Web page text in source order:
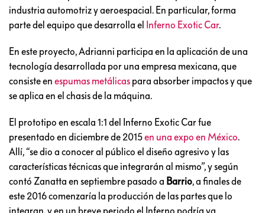
industria automotriz y aeroespacial. En particular, forma
parte del equipo que desarrolla el
Inferno Exotic Car.
En este proyecto, Adrianni participa en la aplicación de una
tecnología desarrollada por una empresa mexicana, que
consiste en espumas metálicas para absorber impactos y que
se aplica en el chasis de la máquina.
El prototipo en escala 1:1 del Inferno Exotic Car fue
presentado en diciembre de 2015en una expo en México.
Allí, “se dio a conocer al público el diseño agresivo y las
características técnicas que integrarán al mismo”, y según
contó Zanatta en septiembre pasado a Barrio, a finales de
este 2016 comenzaría la producción de las partes que lo
integran, y en un breve periodo el Inferno podría ya